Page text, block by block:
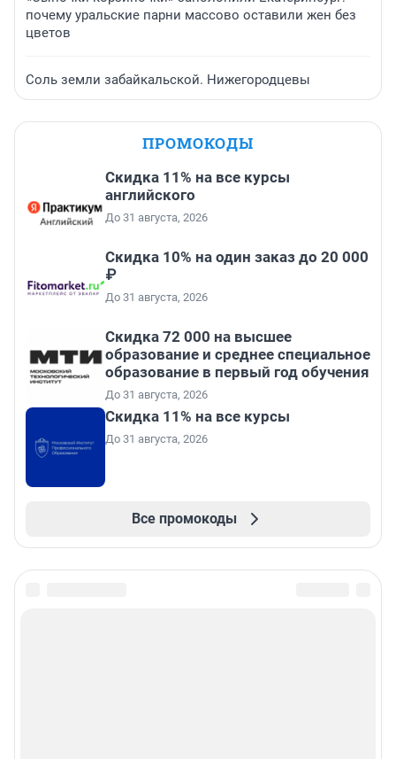
почему уральские парни массово оставили жен без
цветов
Соль земли забайкальской. Нижегородцевы
ПРОМОКОДЫ
Скидка 11% на все курсы
английского
До 31 августа, 2026
Скидка 10% на один заказ до 20 000
₽
До 31 августа, 2026
Скидка 72 000 на высшее
образование и среднее специальное
образование в первый год обучения
До 31 августа, 2026
Скидка 11% на все курсы
До 31 августа, 2026
Все промокоды